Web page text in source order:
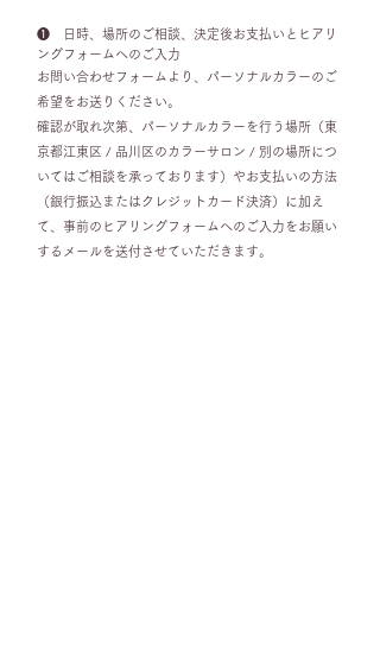
❶ 日時、場所のご相談、決定後お支払いとヒアリ
ングフォームへのご入力
お問い合わせフォームより、パーソナルカラーのご
希望をお送りください。
確認が取れ次第、パーソナルカラーを行う場所（東
京都江東区 / 品川区のカラーサロン / 別の場所につ
いてはご相談を承っております）やお支払いの方法
（銀行振込またはクレジットカード決済）に加え
て、事前のヒアリングフォームへのご入力をお願い
するメールを送付させていただきます。